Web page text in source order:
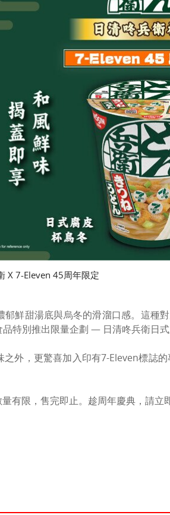
X 7-Eleven 45周年限定
鮮甜湯底與烏冬的滑溜口感。這種
特別推出限量企劃 — 日清咚兵衛日
外，更驚喜加入印有7-Eleven標誌
有限，售完即止。趁周年慶典，請立